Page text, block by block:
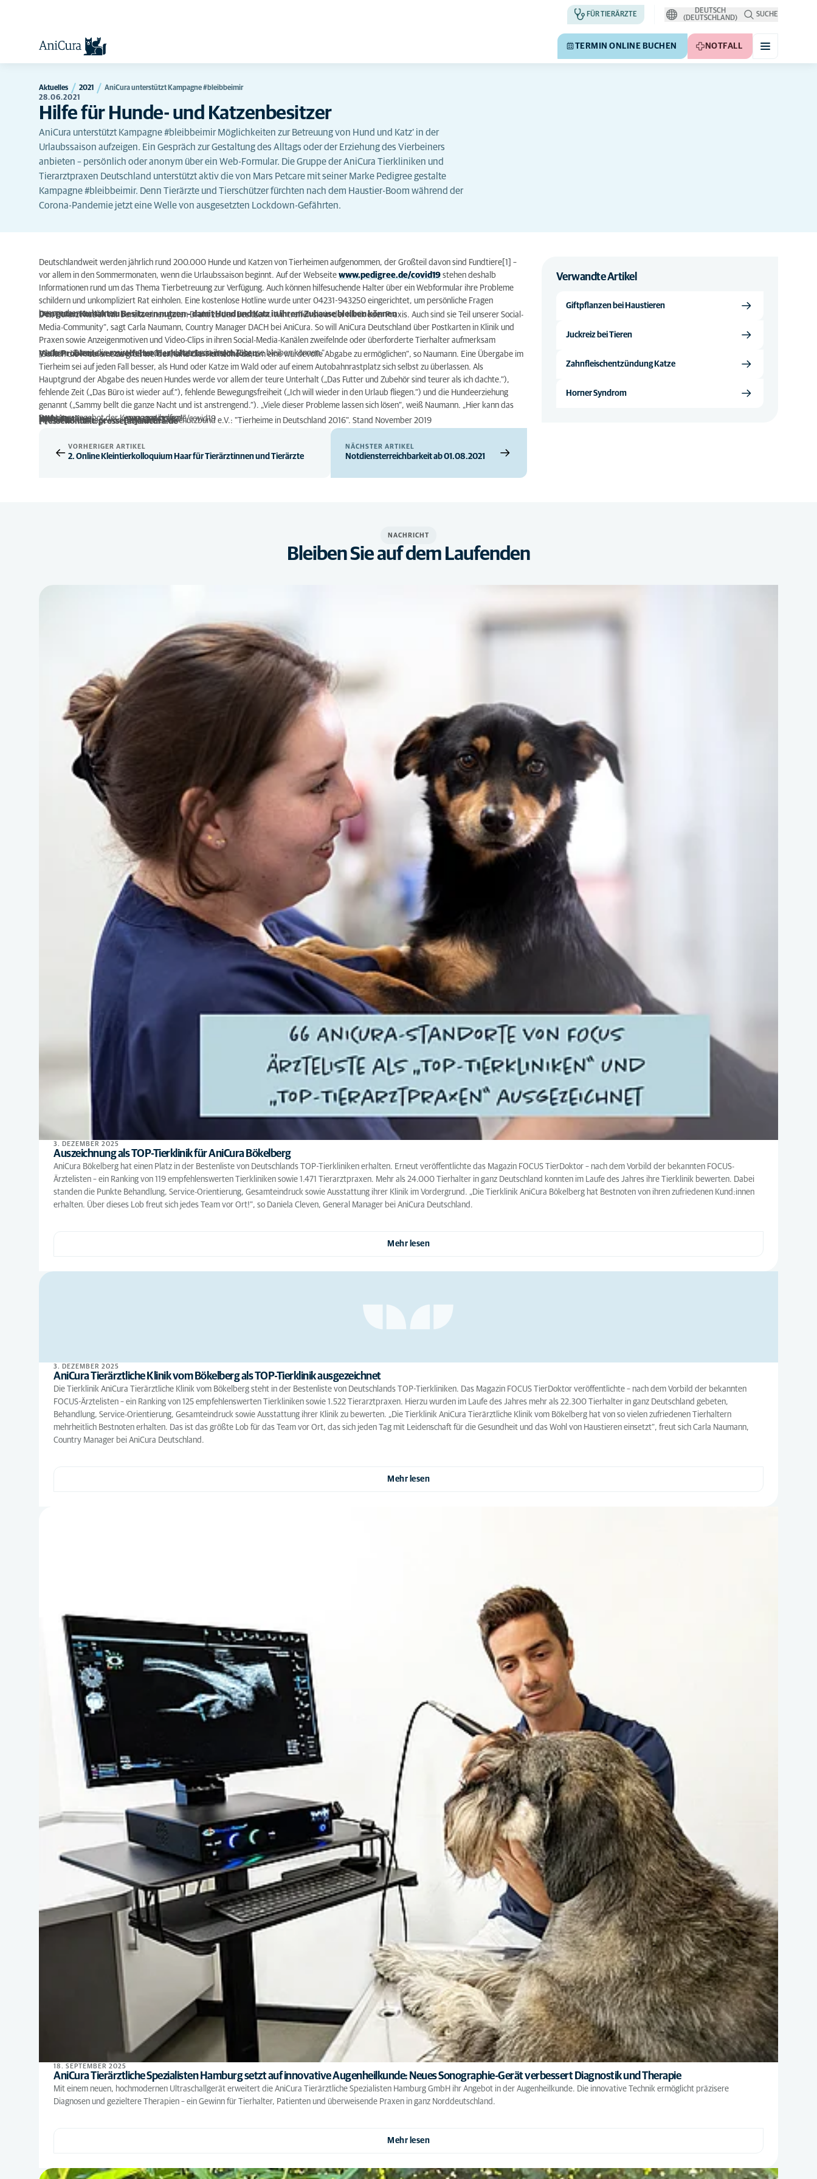
FÜR TIERÄRZTE
DEUTSCH
(DEUTSCHLAND)
SUCHE
TERMIN ONLINE BUCHEN NOTFALL
Aktuelles 2021
AniCura unterstützt Kampagne #bleibbeimir
28.06.2021
Hilfe für Hunde- und Katzenbesitzer
AniCura unterstützt Kampagne #bleibbeimir Möglichkeiten zur Betreuung von Hund und Katz‘ in der
Urlaubssaison aufzeigen. Ein Gespräch zur Gestaltung des Alltags oder der Erziehung des Vierbeiners
anbieten – persönlich oder anonym über ein Web-Formular. Die Gruppe der AniCura Tierkliniken und
Tierarztpraxen Deutschland unterstützt aktiv die von Mars Petcare mit seiner Marke Pedigree gestalte
Kampagne #bleibbeimir. Denn Tierärzte und Tierschützer fürchten nach dem Haustier-Boom während der
Corona-Pandemie jetzt eine Welle von ausgesetzten Lockdown-Gefährten.
Deutschlandweit werden jährlich rund 200.000 Hunde und Katzen von Tierheimen aufgenommen, der Großteil davon sind Fundtiere[1] –
vor allem in den Sommermonaten, wenn die Urlaubssaison beginnt. Auf der Webseite www.pedigree.de/covid19 stehen deshalb
Informationen rund um das Thema Tierbetreuung zur Verfügung. Auch können hilfesuchende Halter über ein Webformular ihre Probleme
schildern und unkompliziert Rat einholen. Eine kostenlose Hotline wurde unter 04231-943250 eingerichtet, um persönliche Fragen
besprechen zu können.
Den guten Kontakt zu Besitzern nutzen – damit Hund und Katz in ihrem Zuhause bleiben können
„Als Tierarzt haben wir bereits einen guten Draht zu den Besitzern. Wir treffen sie in der Klinik oder Praxis. Auch sind sie Teil unserer Social-
Media-Community“, sagt Carla Naumann, Country Manager DACH bei AniCura. So will AniCura Deutschland über Postkarten in Klinik und
Praxen sowie Anzeigenmotiven und Video-Clips in ihren Social-Media-Kanälen zweifelnde oder überforderte Tierhalter aufmerksam
machen. „Damit die meisten Hunde und Katzen in ihrem Zuhause bleiben können.“
Viele Probleme verzweifelter Tierhalter lassen sich lösen
„Sollten die Probleme zu groß werden, sind die Tierheime da, um eine würdevolle Abgabe zu ermöglichen“, so Naumann. Eine Übergabe im
Tierheim sei auf jeden Fall besser, als Hund oder Katze im Wald oder auf einem Autobahnrastplatz sich selbst zu überlassen. Als
Hauptgrund der Abgabe des neuen Hundes werde vor allem der teure Unterhalt („Das Futter und Zubehör sind teurer als ich dachte.“),
fehlende Zeit („Das Büro ist wieder auf.“), fehlende Bewegungsfreiheit („Ich will wieder in den Urlaub fliegen.“) und die Hundeerziehung
genannt („Sammy bellt die ganze Nacht und ist anstrengend.“). „Viele dieser Probleme lassen sich lösen“, weiß Naumann. „Hier kann das
Beratungsangebot der Kampagne helfen!“
Website:www.pedigree.de/covid19
Hilfe-Hotline:04231-943250
[1] Quelle: Umfrage von Deutscher Tierschutzbund e.V.: "Tierheime in Deutschland 2016". Stand November 2019
Pressekontakt: presse[at]anicura.de
VORHERIGER ARTIKEL
2. Online Kleintierkolloquium Haar für Tierärztinnen und Tierärzte
NÄCHSTER ARTIKEL
Notdiensterreichbarkeit ab 01.08.2021
Verwandte Artikel
Giftpflanzen bei Haustieren
Juckreiz bei Tieren
Zahnfleischentzündung Katze
Horner Syndrom
NACHRICHT
Bleiben Sie auf dem Laufenden
3. DEZEMBER 2025
Auszeichnung als TOP-Tierklinik für AniCura Bökelberg
AniCura Bökelberg hat einen Platz in der Bestenliste von Deutschlands TOP-Tierkliniken erhalten. Erneut veröffentlichte das Magazin FOCUS TierDoktor – nach dem Vorbild der bekannten FOCUS-
Ärztelisten – ein Ranking von 119 empfehlenswerten Tierkliniken sowie 1.471 Tierarztpraxen. Mehr als 24.000 Tierhalter in ganz Deutschland konnten im Laufe des Jahres ihre Tierklinik bewerten. Dabei
standen die Punkte Behandlung, Service-Orientierung, Gesamteindruck sowie Ausstattung ihrer Klinik im Vordergrund. „Die Tierklinik AniCura Bökelberg hat Bestnoten von ihren zufriedenen Kund:innen
erhalten. Über dieses Lob freut sich jedes Team vor Ort!“, so Daniela Cleven, General Manager bei AniCura Deutschland.
Mehr lesen
3. DEZEMBER 2025
AniCura Tierärztliche Klinik vom Bökelberg als TOP-Tierklinik ausgezeichnet
Die Tierklinik AniCura Tierärztliche Klinik vom Bökelberg steht in der Bestenliste von Deutschlands TOP-Tierkliniken. Das Magazin FOCUS TierDoktor veröffentlichte – nach dem Vorbild der bekannten
FOCUS-Ärztelisten – ein Ranking von 125 empfehlenswerten Tierkliniken sowie 1.522 Tierarztpraxen. Hierzu wurden im Laufe des Jahres mehr als 22.300 Tierhalter in ganz Deutschland gebeten,
Behandlung, Service-Orientierung, Gesamteindruck sowie Ausstattung ihrer Klinik zu bewerten. „Die Tierklinik AniCura Tierärztliche Klinik vom Bökelberg hat von so vielen zufriedenen Tierhaltern
mehrheitlich Bestnoten erhalten. Das ist das größte Lob für das Team vor Ort, das sich jeden Tag mit Leidenschaft für die Gesundheit und das Wohl von Haustieren einsetzt“, freut sich Carla Naumann,
Country Manager bei AniCura Deutschland.
Mehr lesen
18. SEPTEMBER 2025
AniCura Tierärztliche Spezialisten Hamburg setzt auf innovative Augenheilkunde: Neues Sonographie-Gerät verbessert Diagnostik und Therapie
Mit einem neuen, hochmodernen Ultraschallgerät erweitert die AniCura Tierärztliche Spezialisten Hamburg GmbH ihr Angebot in der Augenheilkunde. Die innovative Technik ermöglicht präzisere
Diagnosen und gezieltere Therapien – ein Gewinn für Tierhalter, Patienten und überweisende Praxen in ganz Norddeutschland.
Mehr lesen